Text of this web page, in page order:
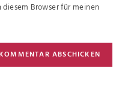
Browser für meinen